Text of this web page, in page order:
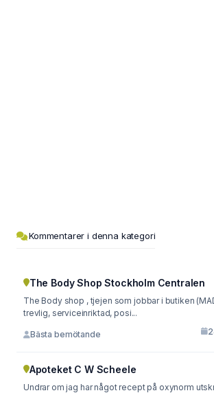
Kommentarer i denna kategori
The Body Shop Stockholm Centralen
The Body shop , tjejen som jobbar i butiken
trevlig, serviceinriktad, posi...
Bästa bemötande
Apoteket C W Scheele
Undrar om jag har något recept på oxynorm